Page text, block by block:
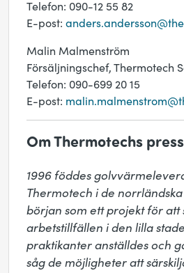
Telefon: 090-12 55 82
E-post:
Malin Malmenström
Försäljningschef, Thermotech
Telefon: 090-699 20 15
E-post:
Om Thermotechs
1996 föddes
Thermotech i de
början som ett projekt för att
arbetstillfällen i den lilla
praktikanter anställdes och
såg de möjligheter att